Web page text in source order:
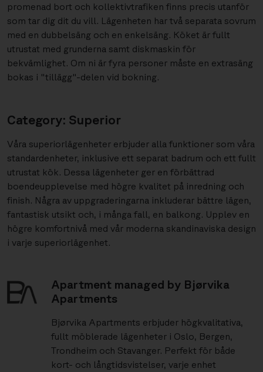
promenad bort och kollektivtrafiken finns precis utanför
som tar dig dit du vill. Lägenheten har två separata sovrum
med en dubbelsäng och en enkelsäng. Köket är fullt
utrustat med grunderna samt diskmaskin för
bekvämlighet. Om ni är fyra personer måste en extrasäng
bokas i "tillägg"-delen vid bokning.
Category: Superior
Våra superiorlägenheter erbjuder alla funktioner som våra
standardenheter, inklusive ett separat badrum och ett fullt
utrustat kök. Dessa lägenheter ger en förbättrad
boendeupplevelse med högre kvalitet på inredning och
finish. Några av uppgraderingarna inkluderar bättre lägen,
fantastisk utsikt och, i många fall, en balkong. Upplev en
högre komfortnivå med vår moderna skandinaviska design
i varje superiorlägenhet.
Apartment managed by Bjørvika
Apartments
Bjørvika Apartments erbjuder högkvalitativa,
fullt möblerade lägenheter i Oslo, Bergen,
Trondheim och Stavanger. Perfekt för både
kort- och långtidsvistelser, varje enhet